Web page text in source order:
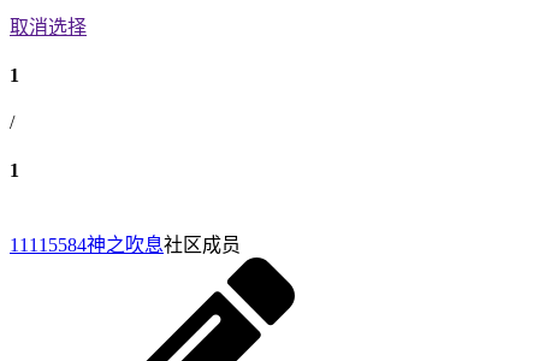
取消选择
1
/
1
11115584神之吹息社区成员